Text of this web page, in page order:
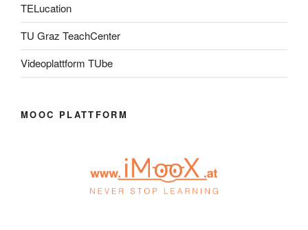
TELucation
TU Graz TeachCenter
Videoplattform TUbe
MOOC PLATTFORM